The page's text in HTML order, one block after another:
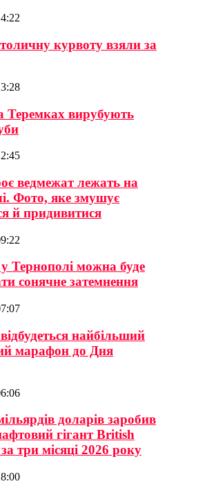
курвоту взяли за
Теремках вирубують
ведмежат лежать на
Фото, яке змушує
й придивитися
Тернополі можна буде
сонячне затемнення
найбільший
марафон до Дня
доларів заробив
гігант British
три місяці 2026 року